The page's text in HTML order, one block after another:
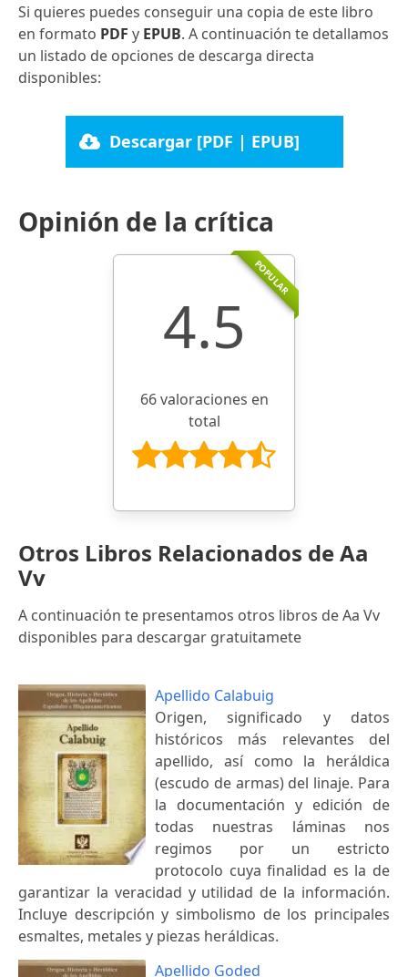
Si quieres puedes conseguir una copia de este libro
en formato PDF y EPUB. A continuación te detallamos
un listado de opciones de descarga directa
disponibles:
Descargar [PDF | EPUB]
Opinión de la crítica
POPULAR
4.5
66 valoraciones en
total
Otros Libros Relacionados de Aa
Vv
A continuación te presentamos otros libros de Aa Vv
disponibles para descargar gratuitamete
Apellido Calabuig
Origen, significado y datos
históricos más relevantes del
apellido, así como la heráldica
(escudo de armas) del linaje. Para
la documentación y edición de
todas nuestras láminas nos
regimos por un estricto
protocolo cuya finalidad es la de
garantizar la veracidad y utilidad de la información.
Incluye descripción y simbolismo de los principales
esmaltes, metales y piezas heráldicas.
Apellido Goded